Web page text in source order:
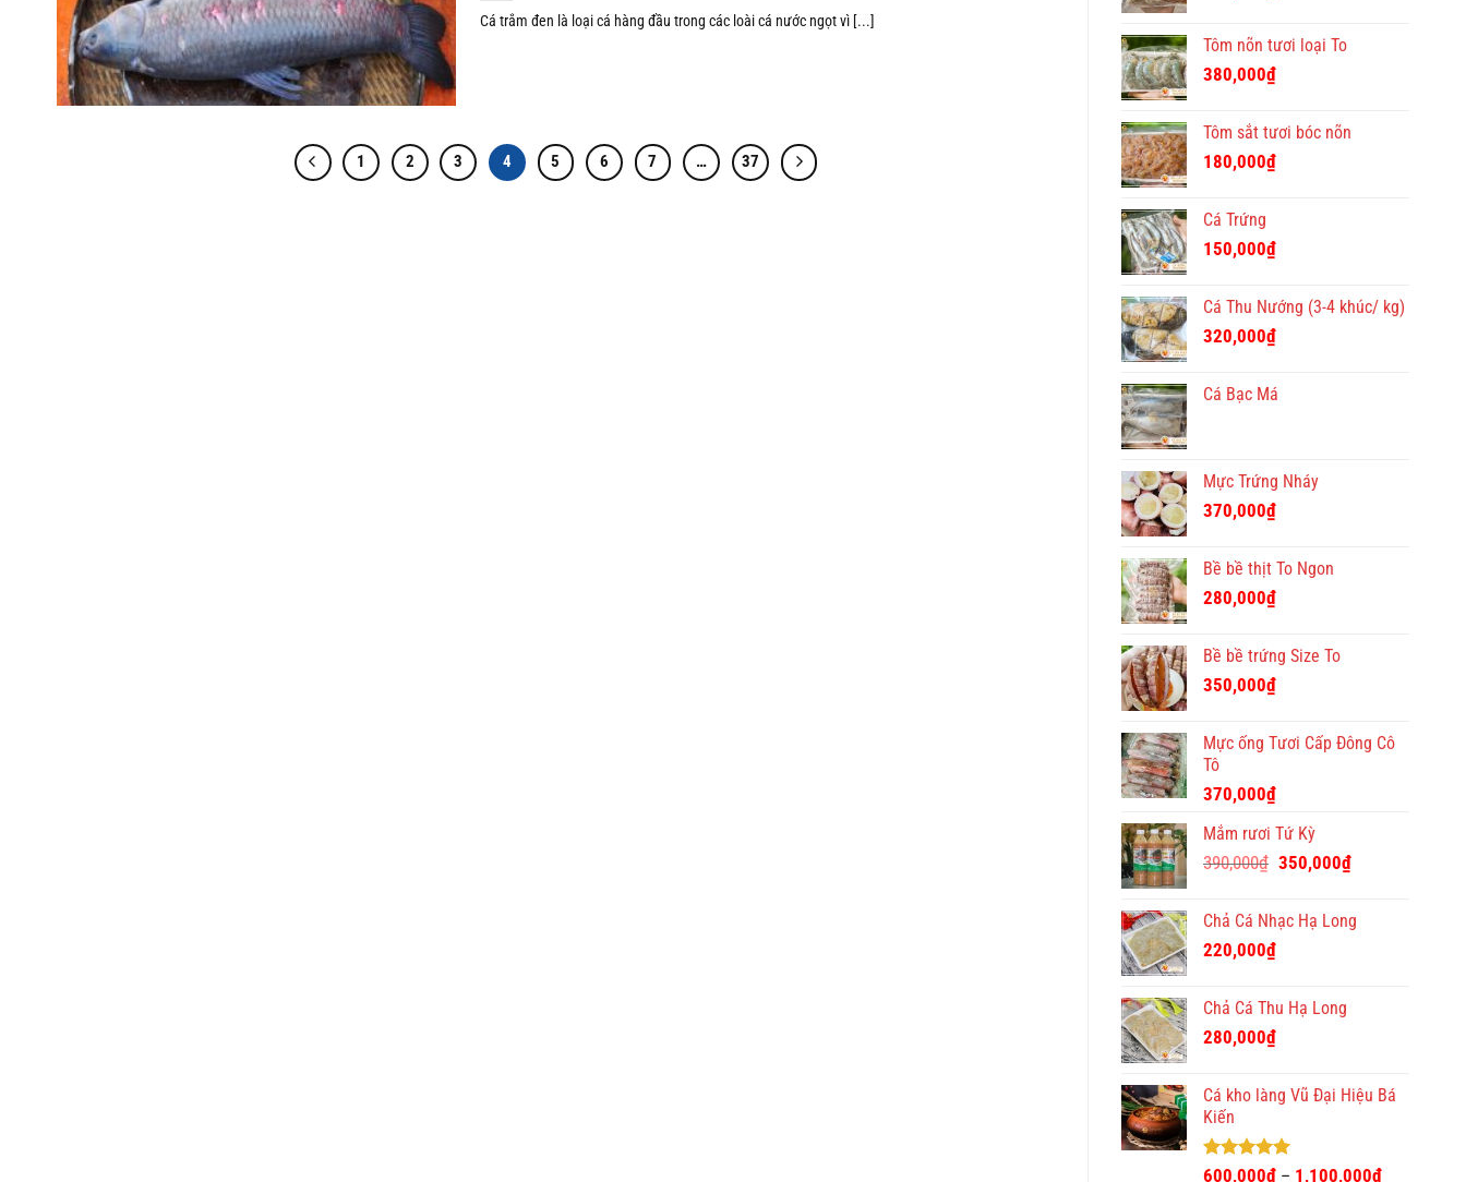
Cá trắm đen là loại cá hàng đầu trong các loài cá nước ngọt vì [...]
1 2 3 4 5 6 7 … 37
Tôm nõn tươi loại To
380,000₫
Tôm sắt tươi bóc nõn
180,000₫
Cá Trứng
150,000₫
Cá Thu Nướng (3-4 khúc/ kg)
320,000₫
Cá Bạc Má
Mực Trứng Nháy
370,000₫
Bề bề thịt To Ngon
280,000₫
Bề bề trứng Size To
350,000₫
Mực ống Tươi Cấp Đông Cô
Tô
370,000₫
Mắm rươi Tứ Kỳ
390,000₫ Giá
390,000₫.
350,000₫Giá
là:
Chả Cá Nhạc Hạ Long
220,000₫
Chả Cá Thu Hạ Long
280,000₫
Cá kho làng Vũ Đại Hiệu Bá
Kiến
Được xếp
600,000₫ – 1,100,000₫